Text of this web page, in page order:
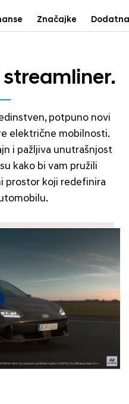
Značajke
potpuno novi
električne mobilnosti.
i pažljiva unutrašnjost
kako bi vam pružili
prostor koji redefinira